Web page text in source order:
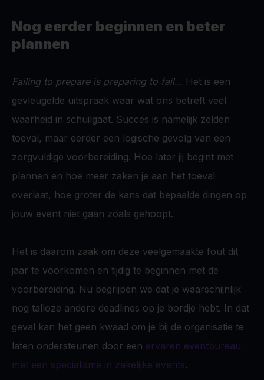
Nog eerder beginnen en beter
plannen
Failing to prepare is preparing to fail… Het is een
gevleugelde uitspraak waar wat ons betreft veel
waarheid in schuilgaat. Succes is namelijk zelden
toeval, maar eerder een logische gevolg van een
zorgvuldige voorbereiding. Hoe later jij begint met
plannen en hoe meer zaken je aan het toeval
overlaat, hoe groter de kans dat bepaalde dingen op
jouw event niet gaan zoals gehoopt.
Het is daarom zaak om deze veelgemaakte fout dit
jaar te voorkomen en tijdig te beginnen met de
voorbereiding. Nu begrijpen we dat je waarschijnlijk
nog talloze andere deadlines op je bordje hebt. In dat
geval kan het geen kwaad om je bij de organisatie te
laten ondersteunen door een ervaren eventbureau
met een specialisme in zakelijke events.